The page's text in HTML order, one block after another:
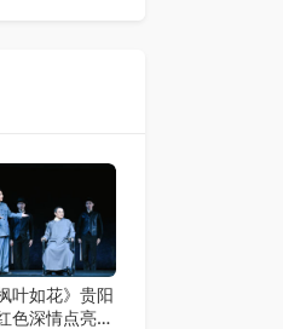
叶如花》贵阳
色深情点亮艺